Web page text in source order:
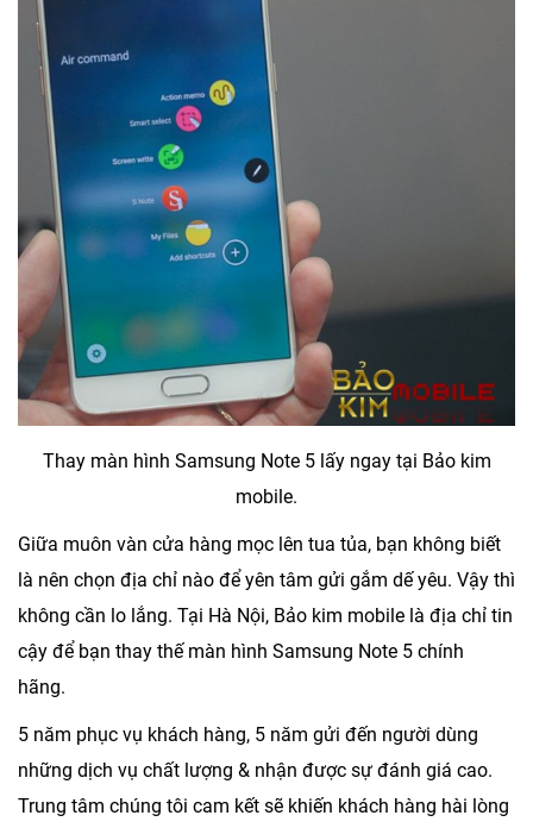
Thay màn hình Samsung Note 5 lấy ngay tại Bảo kim
mobile.
Giữa muôn vàn cửa hàng mọc lên tua tủa, bạn không biết
là nên chọn địa chỉ nào để yên tâm gửi gắm dế yêu. Vậy thì
không cần lo lắng. Tại Hà Nội, Bảo kim mobile là địa chỉ tin
cậy để bạn thay thế màn hình Samsung Note 5 chính
hãng.
5 năm phục vụ khách hàng, 5 năm gửi đến người dùng
những dịch vụ chất lượng & nhận được sự đánh giá cao.
Trung tâm chúng tôi cam kết sẽ khiến khách hàng hài lòng